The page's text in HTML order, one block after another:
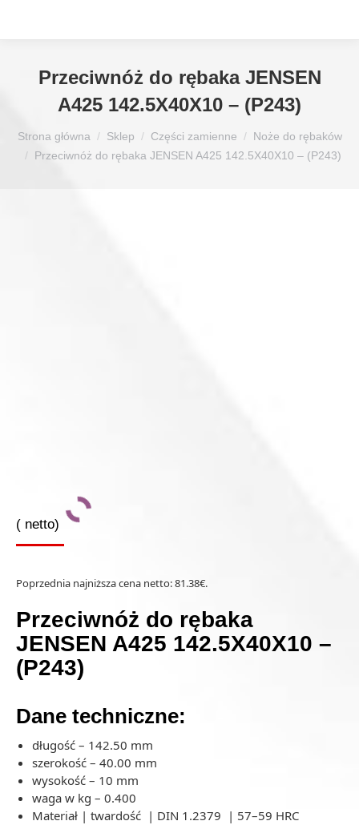
Przeciwnóż do rębaka JENSEN
A425 142.5X40X10 – (P243)
Strona główna Sklep Części zamienne
Noże do rębaków
Przeciwnóż do rębaka JENSEN A425 142.5X40X10 – (P243)
( netto)
Poprzednia najniższa cena netto:81.38€.
Przeciwnóż do rębaka
JENSEN A425 142.5X40X10 –
(P243)
Dane techniczne:
długość – 142.50 mm
szerokość – 40.00 mm
wysokość – 10 mm
waga w kg – 0.400
Materiał | twardość | DIN 1.2379 | 57–59 HRC